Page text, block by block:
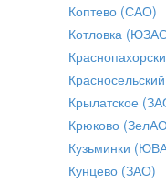
Коптево (САО)
Котловка
Крылатское
Крюково
Кузьминки
Кунцево (ЗАО)